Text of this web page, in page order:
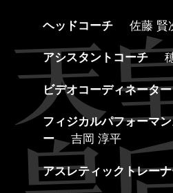
ヘッドコーチ
佐藤 賢
アシスタントコーチ
ビデオコーディネーター
フィジカルパフォーマ
ー
吉岡 淳平
アスレティックトレー